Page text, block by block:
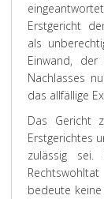
Erstgericht
als
Einwand,
Nachlasses
das allfällige
Das Gericht
Erstgerichtes
zulässig
bedeute